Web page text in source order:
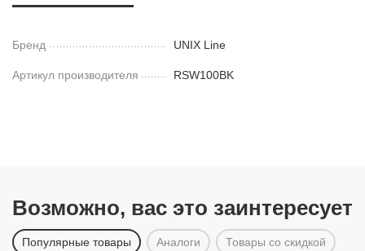
Бренд UNIX Line
Артикул производителя RSW100BK
Возможно, вас это заинтересует
Популярные товары Аналоги Товары со скидкой